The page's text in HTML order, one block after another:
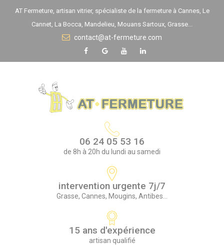
AT Fermeture, artisan vitrier, spécialiste de la fermeture à Cannes, Le
Cannet, La Bocca, Mandelieu, Mouans Sartoux, Grasse...
contact@at-fermeture.com
06 24 05 53 16
de 8h à 20h du lundi au samedi
intervention urgente 7j/7
Grasse, Cannes, Mougins, Antibes...
15 ans d'expérience
artisan qualifié
Panneau de gestion des cookies